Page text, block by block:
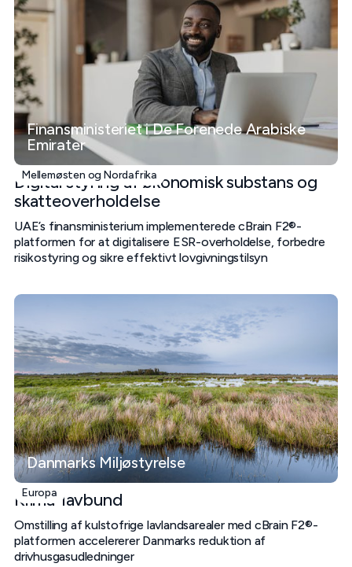
Finansministeriet i De Forenede Arabiske
Emirater
Mellemøsten og Nordafrika
Digital styring af økonomisk substans og
skatteoverholdelse
UAE’s finansministerium implementerede cBrain F2®-
platformen for at digitalisere ESR-overholdelse, forbedre
risikostyring og sikre effektivt lovgivningstilsyn
Danmarks Miljøstyrelse
Europa
Klima-lavbund
Omstilling af kulstofrige lavlandsarealer med cBrain F2®-
platformen accelererer Danmarks reduktion af
drivhusgasudledninger